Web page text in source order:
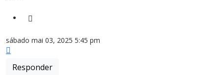
sábado mai 03, 2025 5:45 pm
Responder